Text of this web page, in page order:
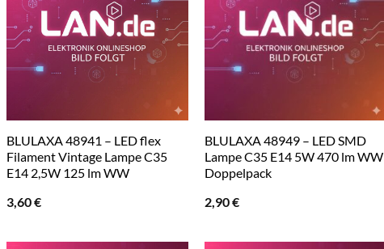
BLULAXA 48941 – LED flex
Filament Vintage Lampe C35
E14 2,5W 125 lm WW
3,60€
BLULAXA 48949 – LED SMD
Lampe C35 E14 5W 470 lm WW
Doppelpack
2,90€